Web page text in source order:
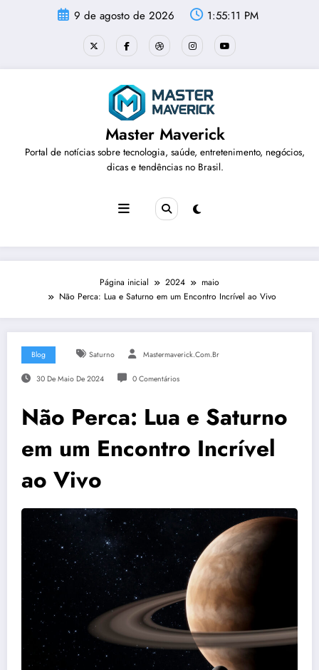
9 de agosto de 2026 1:55:11 PM
Master Maverick
Portal de notícias sobre tecnologia, saúde, entretenimento, negócios,
dicas e tendências no Brasil.
Página inicial 2024
maio
Não Perca: Lua e Saturno em um Encontro Incrível ao Vivo
Blog Saturno Mastermaverick.com.br
30 De Maio De 2024 0 Comentários
Não Perca: Lua e Saturno
em um Encontro Incrível
ao Vivo